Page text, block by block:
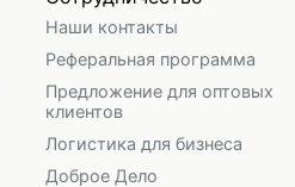
Наши контакты
Реферальная программа
Предложение для оптовых
клиентов
Логистика для бизнеса
Доброе Дело